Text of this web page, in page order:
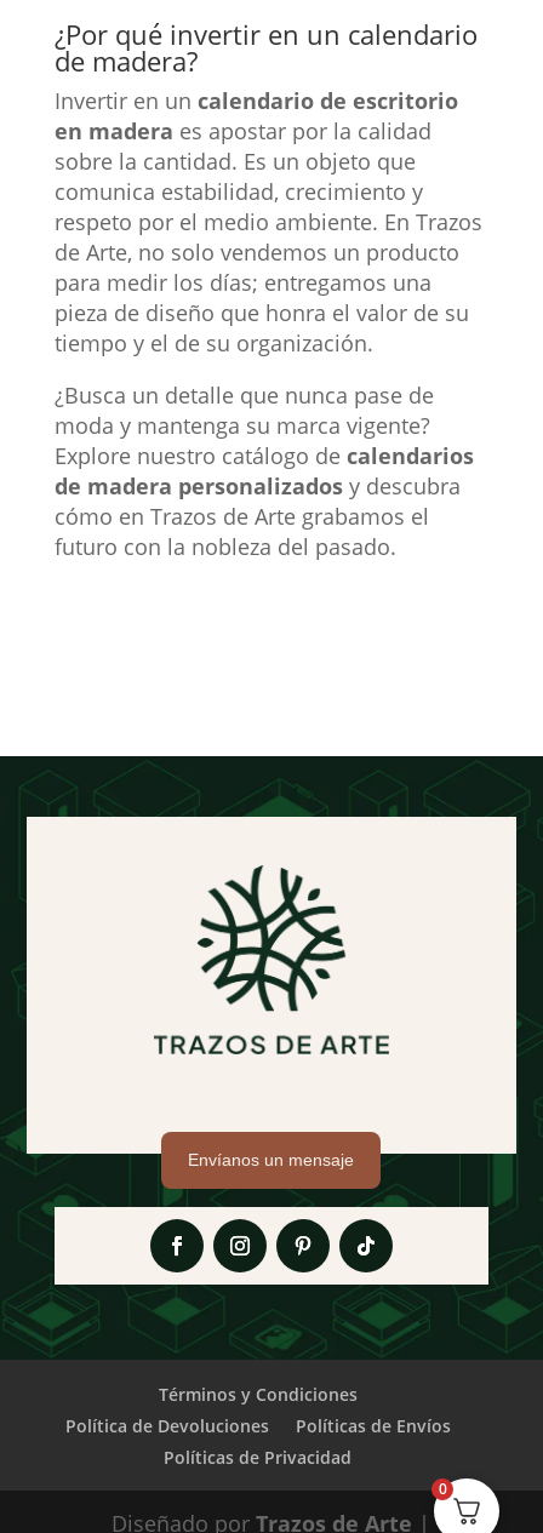
¿Por qué invertir en un calendario
de madera?
Invertir en un calendario de escritorio
en madera es apostar por la calidad
sobre la cantidad. Es un objeto que
comunica estabilidad, crecimiento y
respeto por el medio ambiente. En Trazos
de Arte, no solo vendemos un producto
para medir los días; entregamos una
pieza de diseño que honra el valor de su
tiempo y el de su organización.
¿Busca un detalle que nunca pase de
moda y mantenga su marca vigente?
Explore nuestro catálogo de calendarios
de madera personalizadosy descubra
cómo en Trazos de Arte grabamos el
futuro con la nobleza del pasado.
Envíanos un mensaje
Términos y Condiciones
Política de Devoluciones
Políticas de Envíos
Políticas de Privacidad
Diseñado porTrazos de Arte |
0